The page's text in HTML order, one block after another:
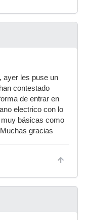
ayer les puse un
contestado
de entrar en
electrico con lo
básicas como
gracias